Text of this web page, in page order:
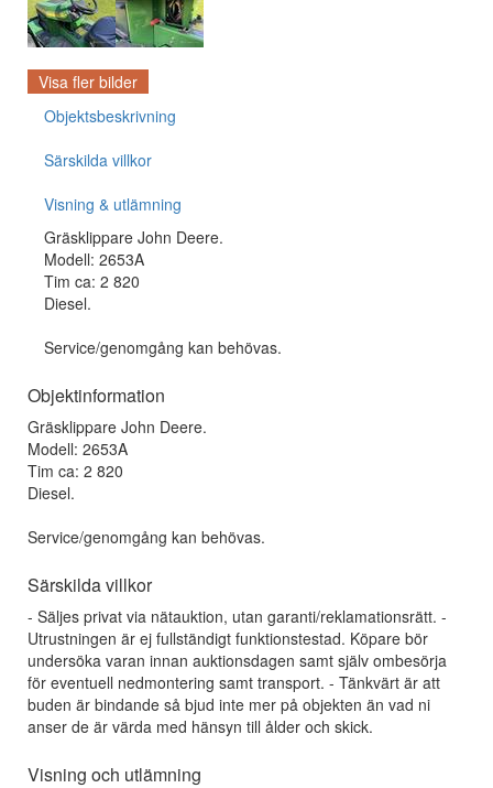
Visa fler bilder
Objektsbeskrivning
Särskilda villkor
Visning & utlämning
Gräsklippare John Deere.
Modell: 2653A
Tim ca: 2 820
Diesel.
Service/genomgång kan behövas.
Objektinformation
Gräsklippare John Deere.
Modell: 2653A
Tim ca: 2 820
Diesel.
Service/genomgång kan behövas.
Särskilda villkor
- Säljes privat via nätauktion, utan garanti/reklamationsrätt. -
Utrustningen är ej fullständigt funktionstestad. Köpare bör
undersöka varan innan auktionsdagen samt själv ombesörja
för eventuell nedmontering samt transport. - Tänkvärt är att
buden är bindande så bjud inte mer på objekten än vad ni
anser de är värda med hänsyn till ålder och skick.
Visning och utlämning